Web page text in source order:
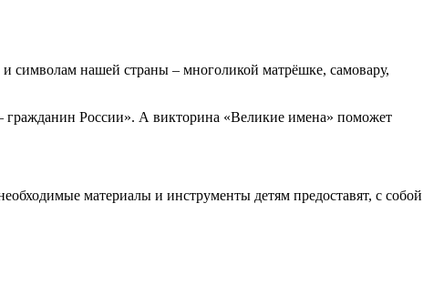
символам нашей страны – многоликой матрёшке, самовару,
гражданин России». А викторина «Великие имена» поможет
материалы и инструменты детям предоставят, с собой